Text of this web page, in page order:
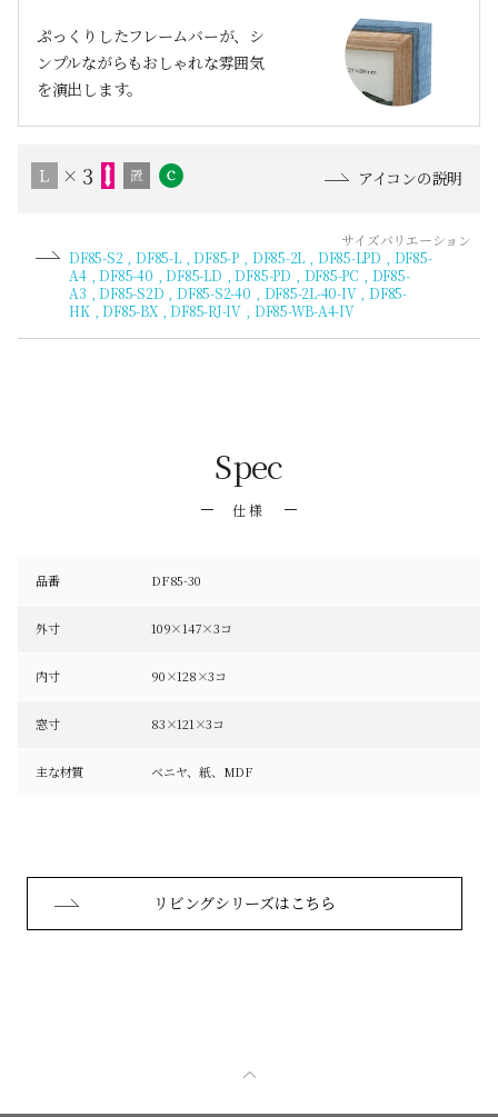
ぷっくりしたフレームバーが、シ
ンプルながらもおしゃれな雰囲気
を演出します。
× 3 アイコンの説明
サイズバリエーション
DF85-S2
DF85-L DF85-P DF85-2L DF85-LPD
DF85-
A4
DF85-40 DF85-LD DF85-PD DF85-PC
DF85-
A3
DF85-S2D DF85-S2-40 DF85-2L-40-IV
DF85-
HK
DF85-BX DF85-RJ-IV DF85-WB-A4-IV
Spec
仕様
品番 DF85-30
外寸 109×147×3コ
内寸 90×128×3コ
窓寸 83×121×3コ
主な材質 ベニヤ、紙、 MDF
リビングシリーズはこちら